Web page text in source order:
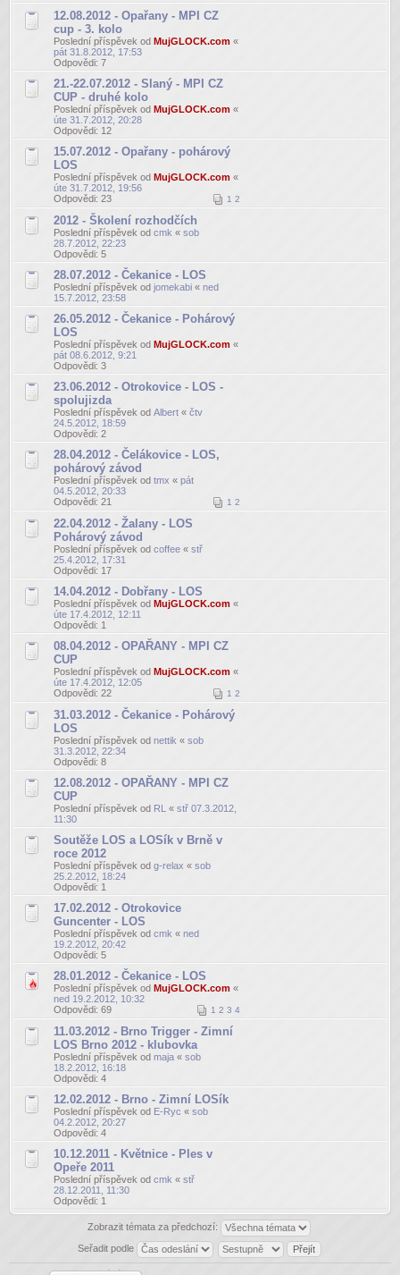
12.08.2012 - Opařany - MPI CZ
cup - 3. kolo
Poslední příspěvek od MujGLOCK.com «
pát 31.8.2012, 17:53
Odpovědi: 7
21.-22.07.2012 - Slaný - MPI CZ
CUP - druhé kolo
Poslední příspěvek od MujGLOCK.com «
úte 31.7.2012, 20:28
Odpovědi: 12
15.07.2012 - Opařany - pohárový
LOS
Poslední příspěvek od MujGLOCK.com «
úte 31.7.2012, 19:56
Odpovědi: 23 1 2
2012 - Školení rozhodčích
Poslední příspěvek od cmk « sob
28.7.2012, 22:23
Odpovědi: 5
28.07.2012 - Čekanice - LOS
Poslední příspěvek od jomekabi « ned
15.7.2012, 23:58
26.05.2012 - Čekanice - Pohárový
LOS
Poslední příspěvek od MujGLOCK.com «
pát 08.6.2012, 9:21
Odpovědi: 3
23.06.2012 - Otrokovice - LOS -
spolujizda
Poslední příspěvek od Albert « čtv
24.5.2012, 18:59
Odpovědi: 2
28.04.2012 - Čelákovice - LOS,
pohárový závod
Poslední příspěvek od tmx « pát
04.5.2012, 20:33
Odpovědi: 21 1 2
22.04.2012 - Žalany - LOS
Pohárový závod
Poslední příspěvek od coffee « stř
25.4.2012, 17:31
Odpovědi: 17
14.04.2012 - Dobřany - LOS
Poslední příspěvek od MujGLOCK.com «
úte 17.4.2012, 12:11
Odpovědi: 1
08.04.2012 - OPAŘANY - MPI CZ
CUP
Poslední příspěvek od MujGLOCK.com «
úte 17.4.2012, 12:05
Odpovědi: 22 1 2
31.03.2012 - Čekanice - Pohárový
LOS
Poslední příspěvek od nettik « sob
31.3.2012, 22:34
Odpovědi: 8
12.08.2012 - OPAŘANY - MPI CZ
CUP
Poslední příspěvek od RL « stř 07.3.2012,
11:30
Soutěže LOS a LOSík v Brně v
roce 2012
Poslední příspěvek od g-relax « sob
25.2.2012, 18:24
Odpovědi: 1
17.02.2012 - Otrokovice
Guncenter - LOS
Poslední příspěvek od cmk « ned
19.2.2012, 20:42
Odpovědi: 5
28.01.2012 - Čekanice - LOS
Poslední příspěvek od MujGLOCK.com «
ned 19.2.2012, 10:32
Odpovědi: 69 1 2 3 4
11.03.2012 - Brno Trigger - Zimní
LOS Brno 2012 - klubovka
Poslední příspěvek od maja « sob
18.2.2012, 16:18
Odpovědi: 4
12.02.2012 - Brno - Zimní LOSík
Poslední příspěvek od E-Ryc « sob
04.2.2012, 20:27
Odpovědi: 4
10.12.2011 - Květnice - Ples v
Opeře 2011
Poslední příspěvek od cmk « stř
28.12.2011, 11:30
Odpovědi: 1
Zobrazit témata za předchozí:
Seřadit podle